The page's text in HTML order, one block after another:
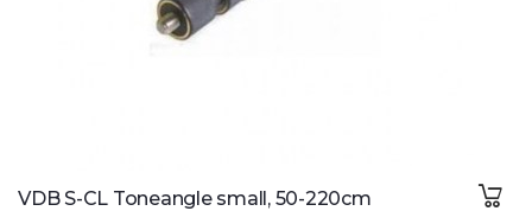
VDB S-CL Toneangle small, 50-220cm